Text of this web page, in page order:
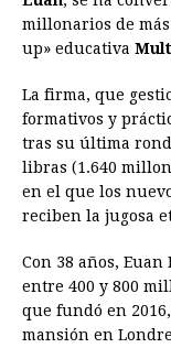
b
o
o
k
e
n
g
e
r
millonarios de
up» educativa
La firma, que
formativos y
tras su última
libras (1.640
en el que los
reciben la jugosa
Con 38 años,
entre 400 y 800
que fundó en
mansión en